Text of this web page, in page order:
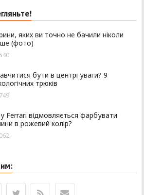
яких ви точно не бачили ніколи
(фото)
бути в центрі уваги? 9
трюків
Ferrari відмовляється фарбувати
в рожевий колір?